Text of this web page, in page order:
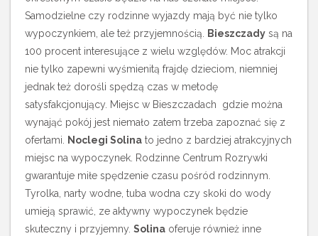
Samodzielne czy rodzinne wyjazdy mają być nie tylko
wypoczynkiem, ale też przyjemnością.
Bieszczady są na
100 procent interesujące z wielu względów. Moc atrakcji
nie tylko zapewni wyśmienitą frajdę dzieciom, niemniej
jednak też dorośli spędzą czas w metodę
satysfakcjonujący. Miejsc w Bieszczadach gdzie można
wynająć pokój jest niemało zatem trzeba zapoznać się z
ofertami.
Noclegi Solina to jedno z bardziej atrakcyjnych
miejsc na wypoczynek. Rodzinne Centrum Rozrywki
gwarantuje miłe spędzenie czasu pośród rodzinnym.
Tyrolka, narty wodne, tuba wodna czy skoki do wody
umieją sprawić, ze aktywny wypoczynek będzie
skuteczny i przyjemny. Solina oferuje również inne